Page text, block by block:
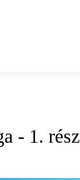
- 1. rész